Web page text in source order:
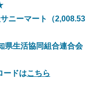
ニーマート（2,008.53
生活協同組合連合会
ードはこちら